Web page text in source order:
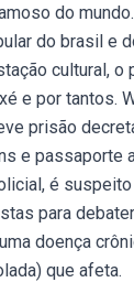
do
do brasil e
cultural, o
e por tantos.
prisão
e passaporte
é
para
doença
que afeta.